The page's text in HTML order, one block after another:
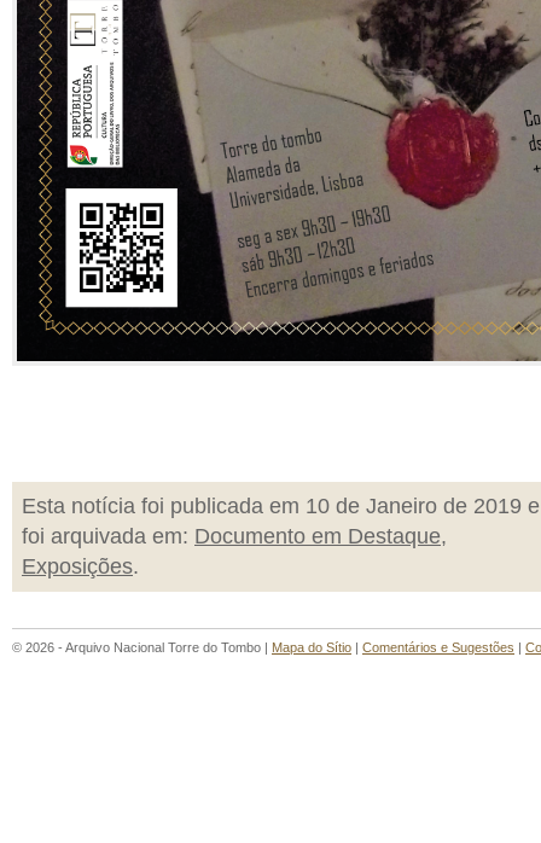
Esta notícia foi publicada em 10 de Janeiro de 2019 e
foi arquivada em: Documento em Destaque,
Exposições.
© 2026 - Arquivo Nacional Torre do Tombo | Mapa do Sítio | Comentários e Sugestões |